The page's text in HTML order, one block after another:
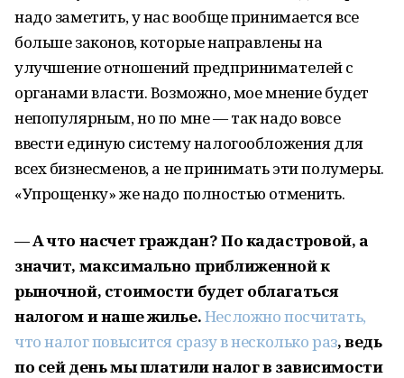
надо заметить, у нас вообще принимается все
больше законов, которые направлены на
улучшение отношений предпринимателей с
органами власти. Возможно, мое мнение будет
непопулярным, но по мне — так надо вовсе
ввести единую систему налогообложения для
всех бизнесменов, а не принимать эти полумеры.
«Упрощенку» же надо полностью отменить.
— А что насчет граждан? По кадастровой, а
значит, максимально приближенной к
рыночной, стоимости будет облагаться
налогом и наше жилье.Несложно посчитать,
что налог повысится сразу в несколько раз, ведь
по сей день мы платили налог в зависимости